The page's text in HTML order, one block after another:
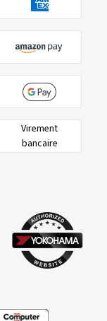
Virement
bancaire